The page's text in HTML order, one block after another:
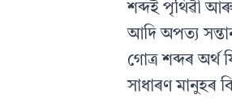
শব্দই পৃথিৱী আৰু
আদি অপত্য
গোত্ৰ শব্দৰ
সাধাৰণ মানুহৰ